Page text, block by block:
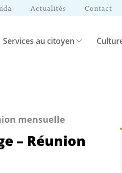
Actualités Contact
Services au citoyen
mensuelle
– Réunion